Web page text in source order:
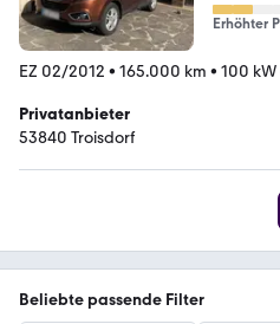
Erhöhter
EZ 02/2012 • 165.000 km • 100 kW
Privatanbieter
53840 Troisdorf
Beliebte passende Filter